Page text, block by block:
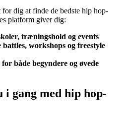
for dig at finde de bedste hip hop-
platform giver dig:
træningshold og events
workshops og freestyle
både begyndere og øvede
i gang med hip hop-